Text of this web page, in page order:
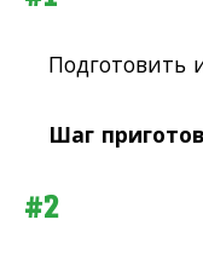
Подготовить
Шаг
#2